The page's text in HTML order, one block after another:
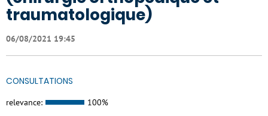
traumatologique)
06/08/2021 19:45
CONSULTATIONS
relevance: 100%